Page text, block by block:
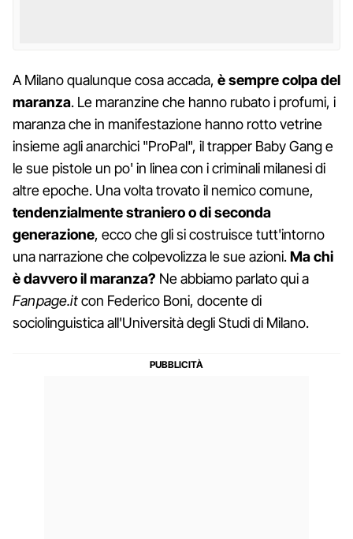
A Milano qualunque cosa accada, è sempre colpa del
maranza. Le maranzine che hanno rubato i profumi, i
maranza che in manifestazione hanno rotto vetrine
insieme agli anarchici "ProPal", il trapper Baby Gang e
le sue pistole un po' in linea con i criminali milanesi di
altre epoche. Una volta trovato il nemico comune,
tendenzialmente straniero o di seconda
generazione, ecco che gli si costruisce tutt'intorno
una narrazione che colpevolizza le sue azioni.Ma chi
è davvero il maranza? Ne abbiamo parlato qui a
Fanpage.itcon Federico Boni, docente di
sociolinguistica all'Università degli Studi di Milano.